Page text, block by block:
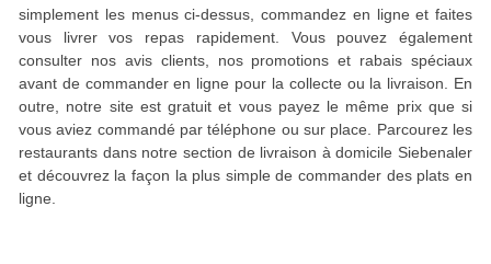
simplement les menus ci-dessus, commandez en ligne et faites
vous livrer vos repas rapidement. Vous pouvez également
consulter nos avis clients, nos promotions et rabais spéciaux
avant de commander en ligne pour la collecte ou la livraison. En
outre, notre site est gratuit et vous payez le même prix que si
vous aviez commandé par téléphone ou sur place. Parcourez les
restaurants dans notre section de livraison à domicile Siebenaler
et découvrez la façon la plus simple de commander des plats en
ligne.